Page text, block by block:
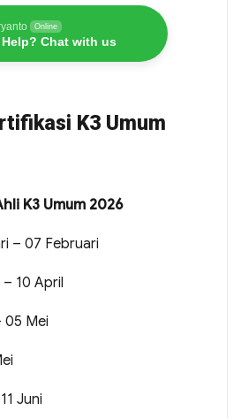
Online
Help? Chat with us
K3 Umum
K3 Umum 2026
– 07 Februari
10 April
05 Mei
Juni